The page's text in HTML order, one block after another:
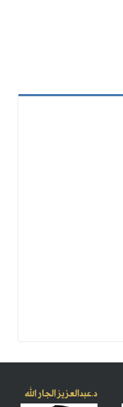
د.عبدالعزيز الجار الله